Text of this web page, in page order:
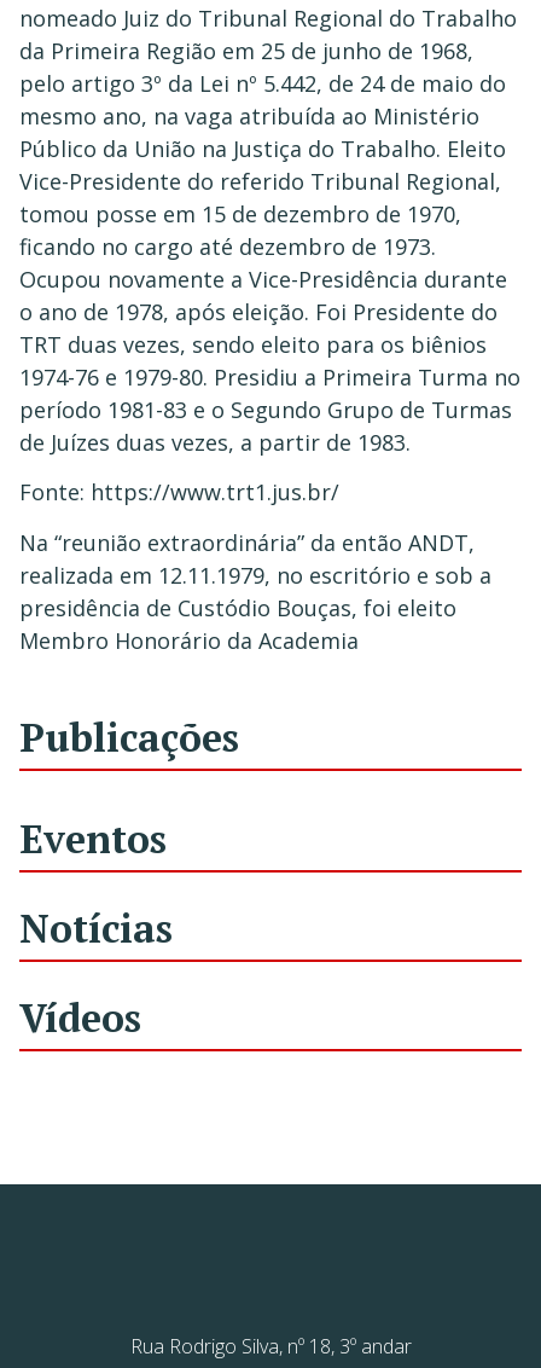
nomeado Juiz do Tribunal Regional do Trabalho
da Primeira Região em 25 de junho de 1968,
pelo artigo 3º da Lei nº 5.442, de 24 de maio do
mesmo ano, na vaga atribuída ao Ministério
Público da União na Justiça do Trabalho. Eleito
Vice-Presidente do referido Tribunal Regional,
tomou posse em 15 de dezembro de 1970,
ficando no cargo até dezembro de 1973.
Ocupou novamente a Vice-Presidência durante
o ano de 1978, após eleição. Foi Presidente do
TRT duas vezes, sendo eleito para os biênios
1974-76 e 1979-80. Presidiu a Primeira Turma no
período 1981-83 e o Segundo Grupo de Turmas
de Juízes duas vezes, a partir de 1983.
Fonte: https://www.trt1.jus.br/
Na “reunião extraordinária” da então ANDT,
realizada em 12.11.1979, no escritório e sob a
presidência de Custódio Bouças, foi eleito
Membro Honorário da Academia
Publicações
Eventos
Notícias
Vídeos
Rua Rodrigo Silva, nº 18, 3º andar